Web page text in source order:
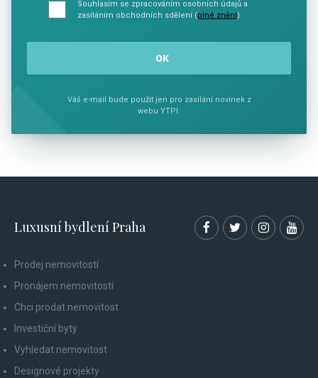
Souhlasím se zpracováním osobních údajů a
zasíláním obchodních sdělení (plné znění)
Váš e-mail bude použit jen pro zasílání novinek z
webu YTPI.
Luxusní bydlení Praha
Prodej nemovitostí
Pronájem nemovitostí
Chci prodat nemovitost
Investiční byty
Vyhledat nemovitost
Designové projekty